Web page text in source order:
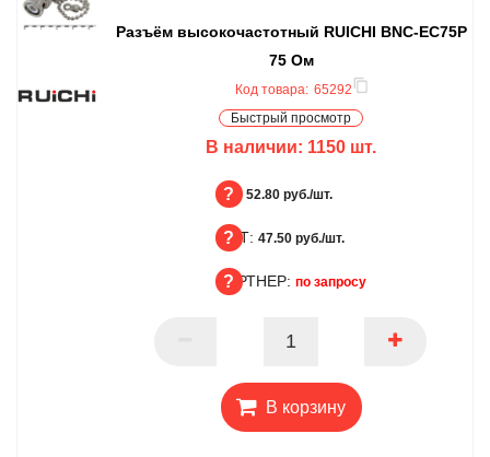
Разъём высокочастотный RUICHI BNC-EC75P
75 Ом
Код товара: 65292
Быстрый просмотр
В наличии: 1150 шт.
БЦ: 52.80 руб./шт.
ОПТ: 47.50 руб./шт.
ПАРТНЕР: по запросу
В корзину